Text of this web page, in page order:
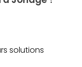
solutions